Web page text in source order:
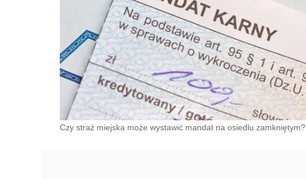
Czy straż miejska może wystawić mandat na osiedlu zamkniętym?